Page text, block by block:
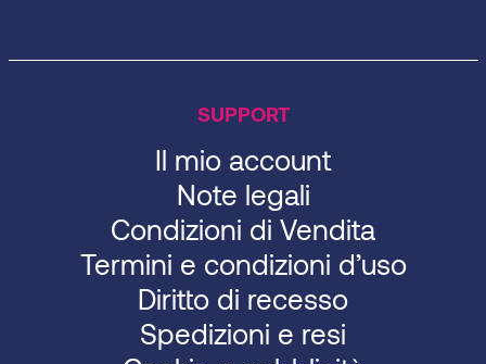
SUPPORT
Il mio account
Note legali
Condizioni di Vendita
Termini e condizioni d’uso
Diritto di recesso
Spedizioni e resi